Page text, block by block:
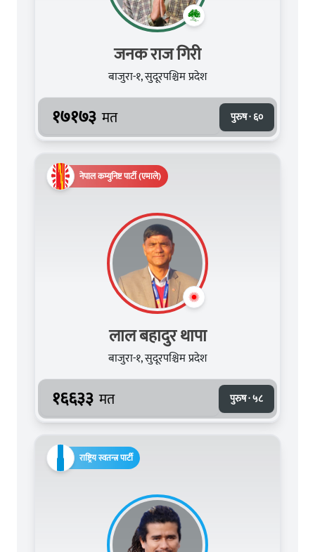
जनक राज गिरी
बाजुरा-१, सुदूरपश्चिम प्रदेश
१७१७३ मत पुरुष · ६०
नेपाल कम्युनिष्ट पार्टी (एमाले)
लाल बहादुर थापा
बाजुरा-१, सुदूरपश्चिम प्रदेश
१६६३३ मत पुरुष · ५८
राष्ट्रिय स्वतन्त्र पार्टी